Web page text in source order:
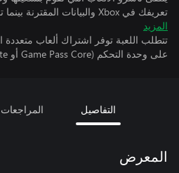
تعريفك في Xbox والبيانات المقترنة بينما تمارس الألعاب.
المزيد
تتطلب اللعبة توفر اشتراك ألعاب متعددة
على وحدة التحكم (Game Pass Core أو Ultimate، يُباع بشكل منفصل).
التفاصيل المراجعات
المعرض